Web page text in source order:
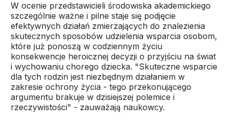
W ocenie przedstawicieli środowiska akademickiego
szczególnie ważne i pilne staje się podjęcie
efektywnych działań zmierzających do znalezienia
skutecznych sposobów udzielenia wsparcia osobom,
które już ponoszą w codziennym życiu
konsekwencje heroicznej decyzji o przyjściu na świat
i wychowaniu chorego dziecka. "Skuteczne wsparcie
dla tych rodzin jest niezbędnym działaniem w
zakresie ochrony życia - tego przekonującego
argumentu brakuje w dzisiejszej polemice i
rzeczywistości" - zauważają naukowcy.